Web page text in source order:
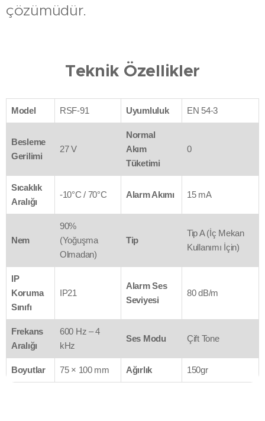
çözümüdür.
Teknik Özellikler
Model RSF-91 Uyumluluk EN 54-3
Besleme
Gerilimi
27 V
Normal
Akım
Tüketimi
0
Sıcaklık
Aralığı
-10°C / 70°C Alarm Akımı 15 mA
Nem
90%
(Yoğuşma
Olmadan)
Tip
Tip A (İç Mekan
Kullanımı İçin)
IP
Koruma
Sınıfı
IP21
Alarm Ses
Seviyesi
80 dB/m
Frekans
Aralığı
600 Hz – 4
kHz
Ses Modu Çift Tone
Boyutlar 75 × 100 mm Ağırlık 150gr